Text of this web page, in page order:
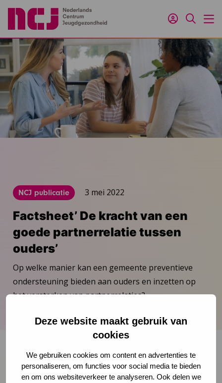
Deze website maakt gebruik van
cookies
We gebruiken cookies om content en advertenties te
personaliseren, om functies voor social media te bieden
en om ons websiteverkeer te analyseren. Ook delen we
Inloggen
Zoeken
NCJ publicatie 3 mei 2022
Factsheet’ De kracht van een
goede partnerrelatie tussen
ouders’
Op welke manier kan een gemeente preventieve
ondersteuning bieden aan ouders en inzetten op
het versterken van partnerrelaties?
Download publicatie
Onze nieuwsbrief ontvangen?